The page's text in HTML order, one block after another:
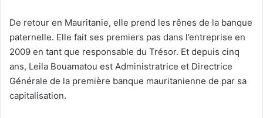
De retour en Mauritanie, elle prend les rênes de la banque
paternelle. Elle fait ses premiers pas dans l’entreprise en
2009 en tant que responsable du Trésor. Et depuis cinq
ans, Leila Bouamatou est Administratrice et Directrice
Générale de la première banque mauritanienne de par sa
capitalisation.